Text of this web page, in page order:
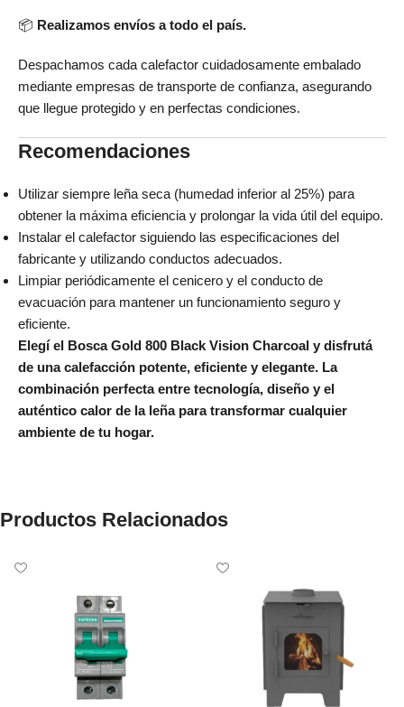
📦 Realizamos envíos a todo el país.
Despachamos cada calefactor cuidadosamente embalado
mediante empresas de transporte de confianza, asegurando
que llegue protegido y en perfectas condiciones.
Recomendaciones
Utilizar siempre leña seca (humedad inferior al 25%) para
obtener la máxima eficiencia y prolongar la vida útil del equipo.
Instalar el calefactor siguiendo las especificaciones del
fabricante y utilizando conductos adecuados.
Limpiar periódicamente el cenicero y el conducto de
evacuación para mantener un funcionamiento seguro y
eficiente.
Elegí el Bosca Gold 800 Black Vision Charcoal y disfrutá
de una calefacción potente, eficiente y elegante. La
combinación perfecta entre tecnología, diseño y el
auténtico calor de la leña para transformar cualquier
ambiente de tu hogar.
Productos Relacionados